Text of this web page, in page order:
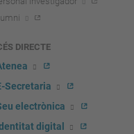
DIRECTE
Secretaria
electrònica
digital